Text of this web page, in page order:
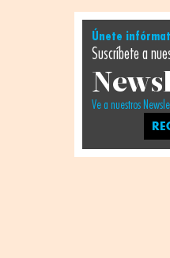
Únete
Suscríbete a
Ve a nuestros